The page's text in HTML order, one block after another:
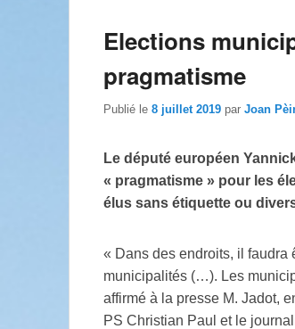
Elections
pragmatisme
Publié le 8 juillet 2019 par Joan
Le député européen
« pragmatisme » pour les
élus sans étiquette ou
« Dans des endroits, il faudra
municipalités (…). Les
affirmé à la presse M. Jadot,
PS Christian Paul et le